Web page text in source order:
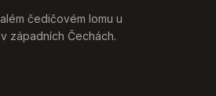
čedičovém lomu u
západních Čechách.